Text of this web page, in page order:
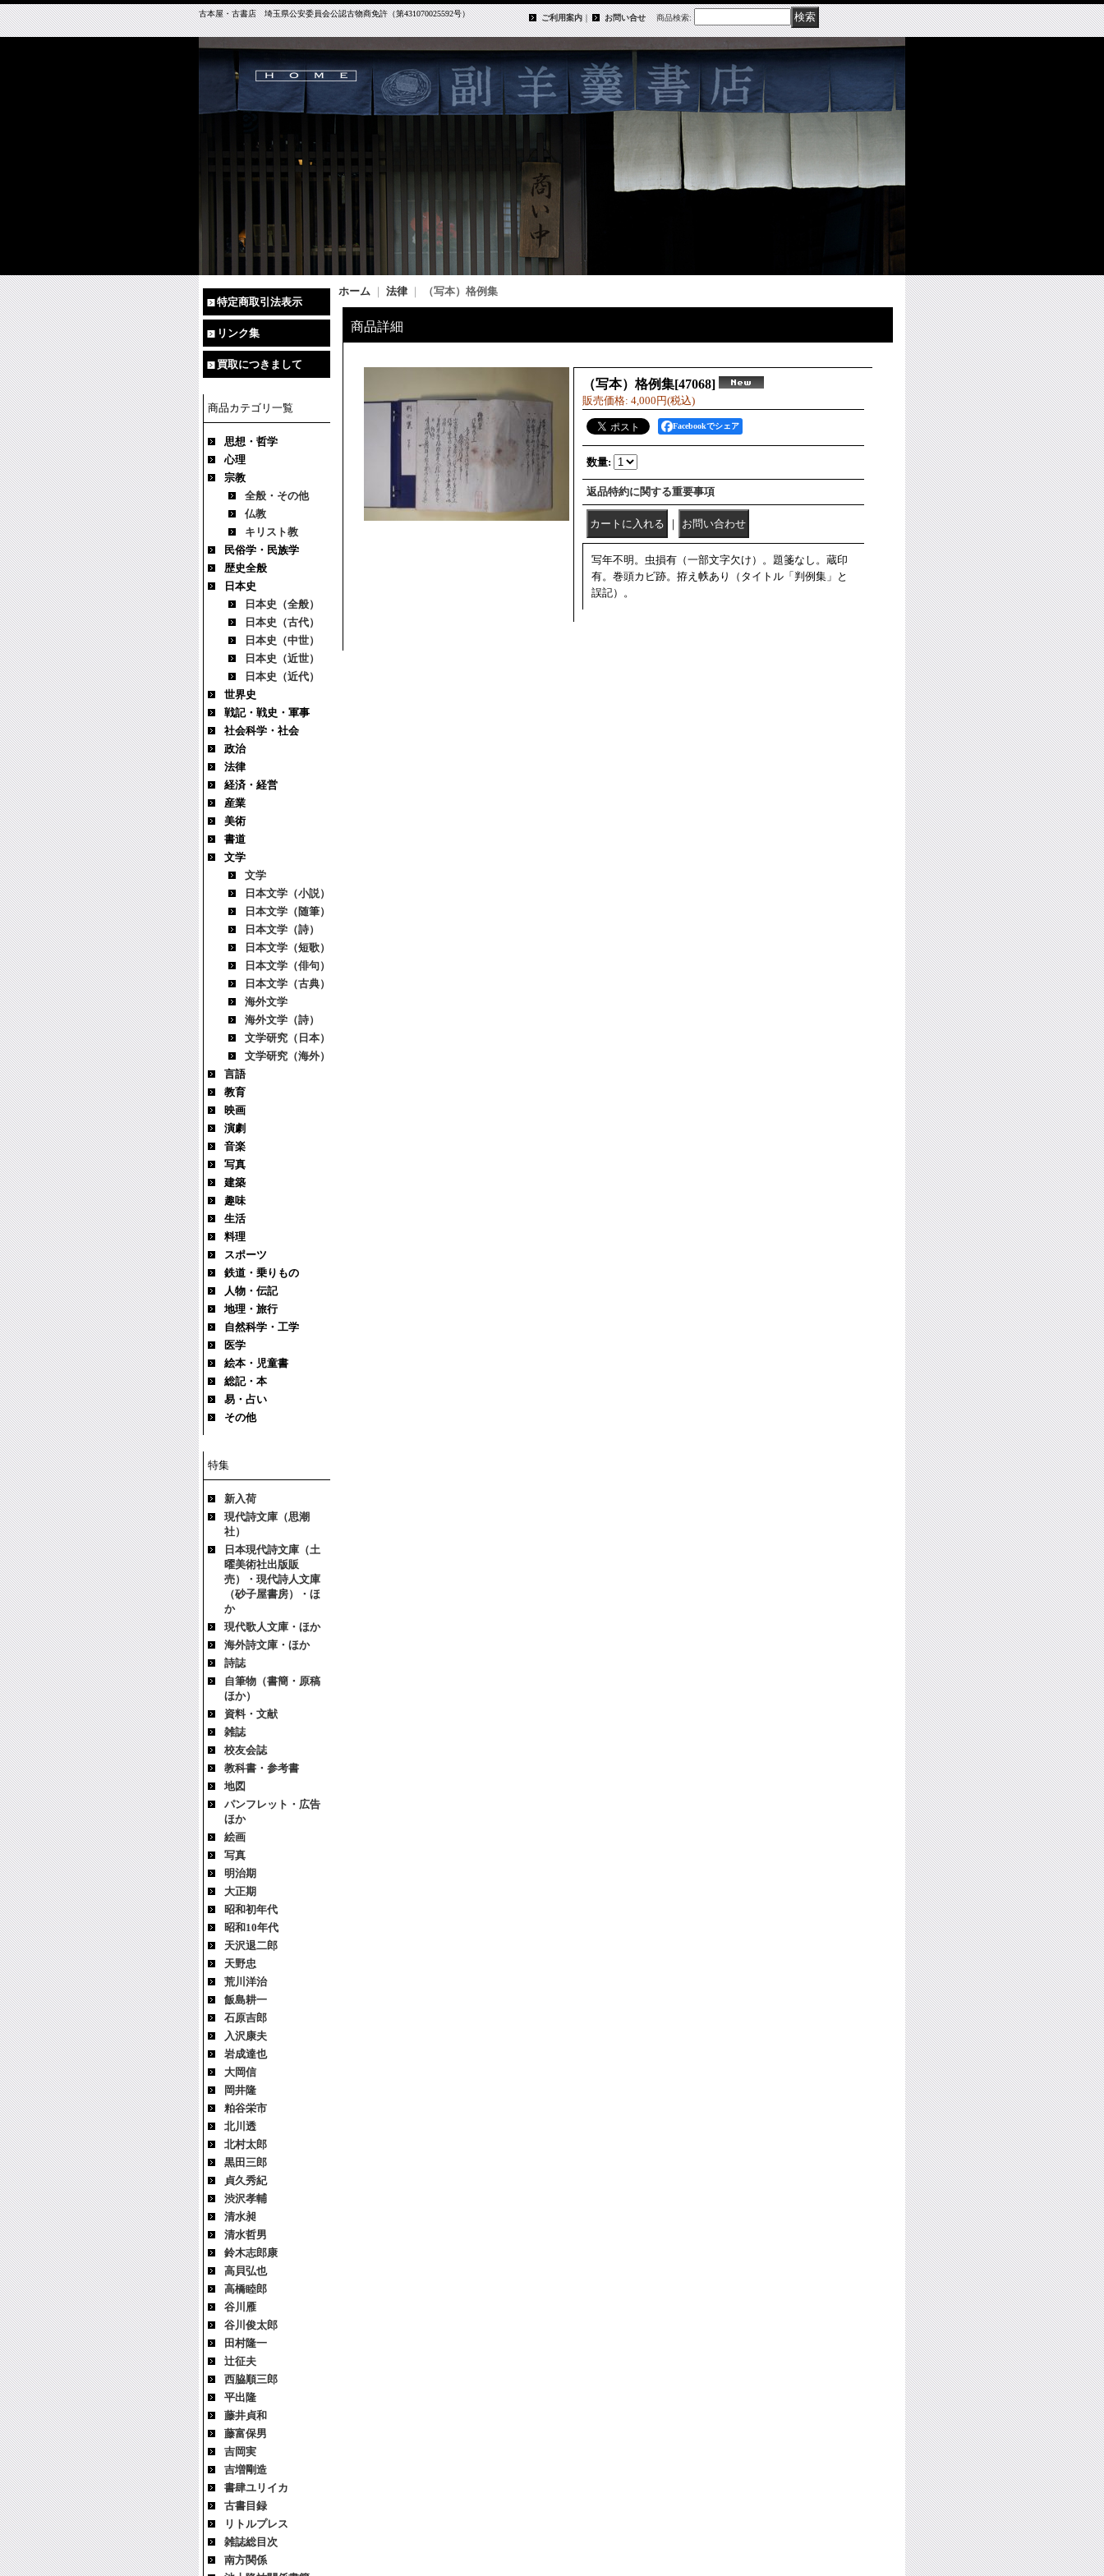
古本屋・古書店 埼玉県公安委員会公認古物商免許（第431070025592号） ご利用案内｜ お問い合せ 商品検索:
特定商取引法表示
リンク集
買取につきまして
商品カテゴリ一覧
思想・哲学
心理
宗教
全般・その他
仏教
キリスト教
民俗学・民族学
歴史全般
日本史
日本史（全般）
日本史（古代）
日本史（中世）
日本史（近世）
日本史（近代）
世界史
戦記・戦史・軍事
社会科学・社会
政治
法律
経済・経営
産業
美術
書道
文学
文学
日本文学（小説）
日本文学（随筆）
日本文学（詩）
日本文学（短歌）
日本文学（俳句）
日本文学（古典）
海外文学
海外文学（詩）
文学研究（日本）
文学研究（海外）
言語
教育
映画
演劇
音楽
写真
建築
趣味
生活
料理
スポーツ
鉄道・乗りもの
人物・伝記
地理・旅行
自然科学・工学
医学
絵本・児童書
総記・本
易・占い
その他
特集
新入荷
現代詩文庫（思潮
社）
日本現代詩文庫（土
曜美術社出版販
売）・現代詩人文庫
（砂子屋書房）・ほ
か
現代歌人文庫・ほか
海外詩文庫・ほか
詩誌
自筆物（書簡・原稿
ほか）
資料・文献
雑誌
校友会誌
教科書・参考書
地図
パンフレット・広告
ほか
絵画
写真
明治期
大正期
昭和初年代
昭和10年代
天沢退二郎
天野忠
荒川洋治
飯島耕一
石原吉郎
入沢康夫
岩成達也
大岡信
岡井隆
粕谷栄市
北川透
北村太郎
黒田三郎
貞久秀紀
渋沢孝輔
清水昶
清水哲男
鈴木志郎康
高貝弘也
高橋睦郎
谷川雁
谷川俊太郎
田村隆一
辻征夫
西脇順三郎
平出隆
藤井貞和
藤富保男
吉岡実
吉増剛造
書肆ユリイカ
古書目録
リトルプレス
雑誌総目次
南方関係
ホーム 法律 （写本）格例集
商品詳細
（写本）格例集[47068]
販売価格: 4,000円(税込)
Facebookでシェア
数量:
返品特約に関する重要事項
｜
写年不明。虫損有（一部文字欠け）。題箋なし。蔵印
有。巻頭カビ跡。拵え帙あり（タイトル「判例集」と
誤記）。